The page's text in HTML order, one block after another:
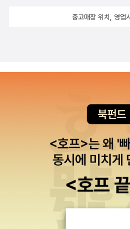
드의 <어둠의 심연>에 대한 기억이 잘
를 찾아봤다. 하지만 그것만으로도 역
다시 한 번 읽어봐야 하나. <어둠의 심
에 대한 그래픽 노블을 읽고 나니, 무언
'가장 방대하고 가장 빈 곳'에 채우기 위
프리카 진출을 설명했지만, 조지프 콘
목격했다시피 모두가 거짓이었다. 처음
중고매장 위치, 영업